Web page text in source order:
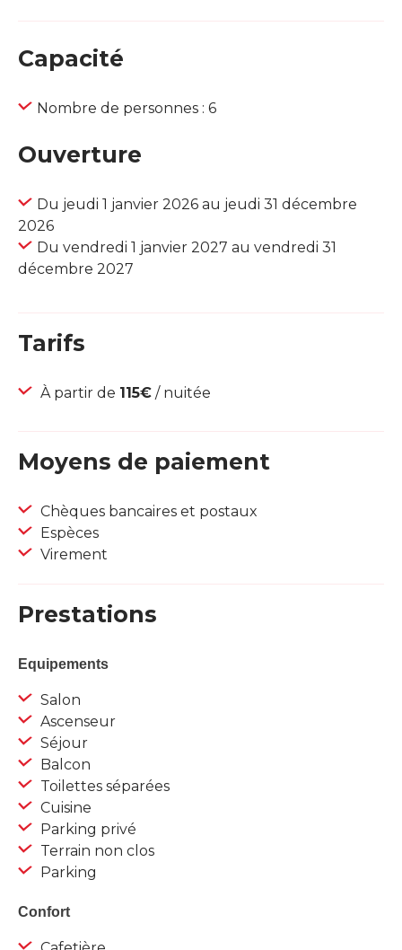
Capacité
Nombre de personnes : 6
Ouverture
Du jeudi 1 janvier 2026 au jeudi 31 décembre
2026
Du vendredi 1 janvier 2027 au vendredi 31
décembre 2027
Tarifs
À partir de 115€ / nuitée
Moyens de paiement
Chèques bancaires et postaux
Espèces
Virement
Prestations
Equipements
Salon
Ascenseur
Séjour
Balcon
Toilettes séparées
Cuisine
Parking privé
Terrain non clos
Parking
Confort